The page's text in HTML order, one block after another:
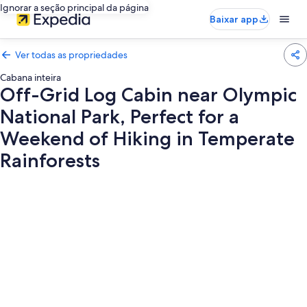
Ignorar a seção principal da página
Baixar app
Ver todas as propriedades
Cabana inteira
Off-Grid Log Cabin near Olympic
National Park, Perfect for a
Weekend of Hiking in Temperate
Rainforests